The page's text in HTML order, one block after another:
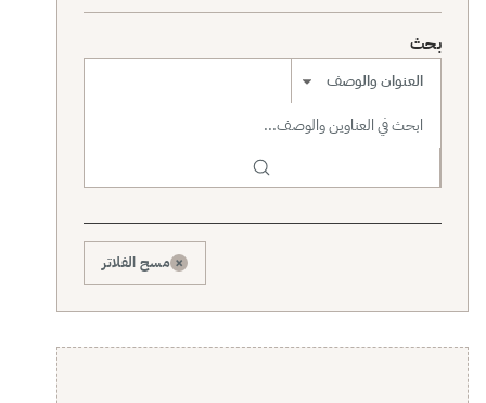
بحث
نطاق البحث
× مسح الفلاتر